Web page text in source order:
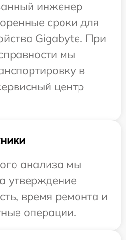
инженер
сроки для
Gigabyte. При
мы
в
центр
анализа мы
утверждение
время ремонта и
операции.